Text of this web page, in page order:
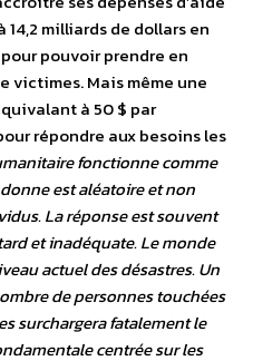
milliards de dollars en
pouvoir prendre en
victimes. Mais même une
à 50 $ par
répondre aux besoins les
fonctionne comme
est aléatoire et non
La réponse est souvent
et inadéquate. Le monde
actuel des désastres. Un
de personnes touchées
surchargera fatalement le
centrée sur les